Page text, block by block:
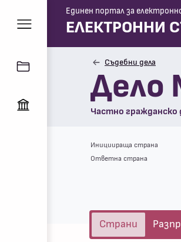
Единен портал за
ЕЛЕКТРОННИ
Съдебни дела
Дело
Частно гражданско
Инициираща страна
Ответна страна
Страни